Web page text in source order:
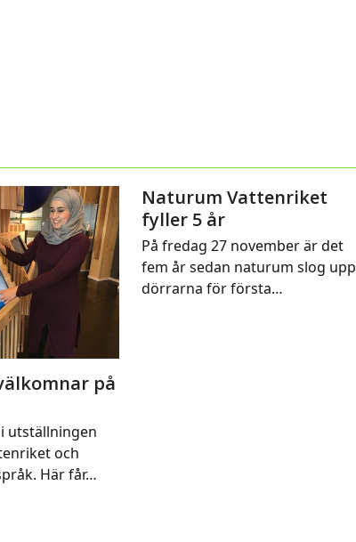
på
utställningen
och
Här får…
Naturum Vattenriket
fyller 5 år
På fredag 27 november är det
fem år sedan naturum slog upp
dörrarna för första…